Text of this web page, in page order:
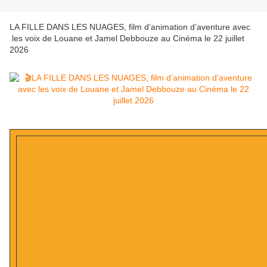
LA FILLE DANS LES NUAGES, film d’animation d’aventure avec
les voix de Louane et Jamel Debbouze au Cinéma le 22 juillet
2026